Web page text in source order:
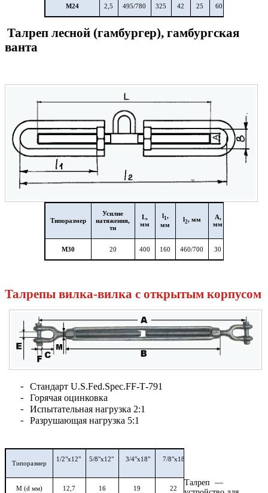
М24 2,5 495/780 325 42 25 60
Талреп лесной (гамбургер), гамбургская
ванта
Типоразмер
Усилие
натяжения,
тн
L,
мм
l1,
мм
l2, мм A,
мм
М30 20 400 160 460/700 30
Талрепы вилка-вилка с открытым корпусом
- Стандарт U.S.Fed.Spec.FF-T-791
- Горячая оцинковка
- Испытательная нагрузка 2:1
- Разрушающая нагрузка 5:1
Типоразмер
1/2"х12" 5/8"х12" 3/4"х18" 7/8"х18"
M (d мм) 12 ,7 16 19 22 24,5
Талреп —